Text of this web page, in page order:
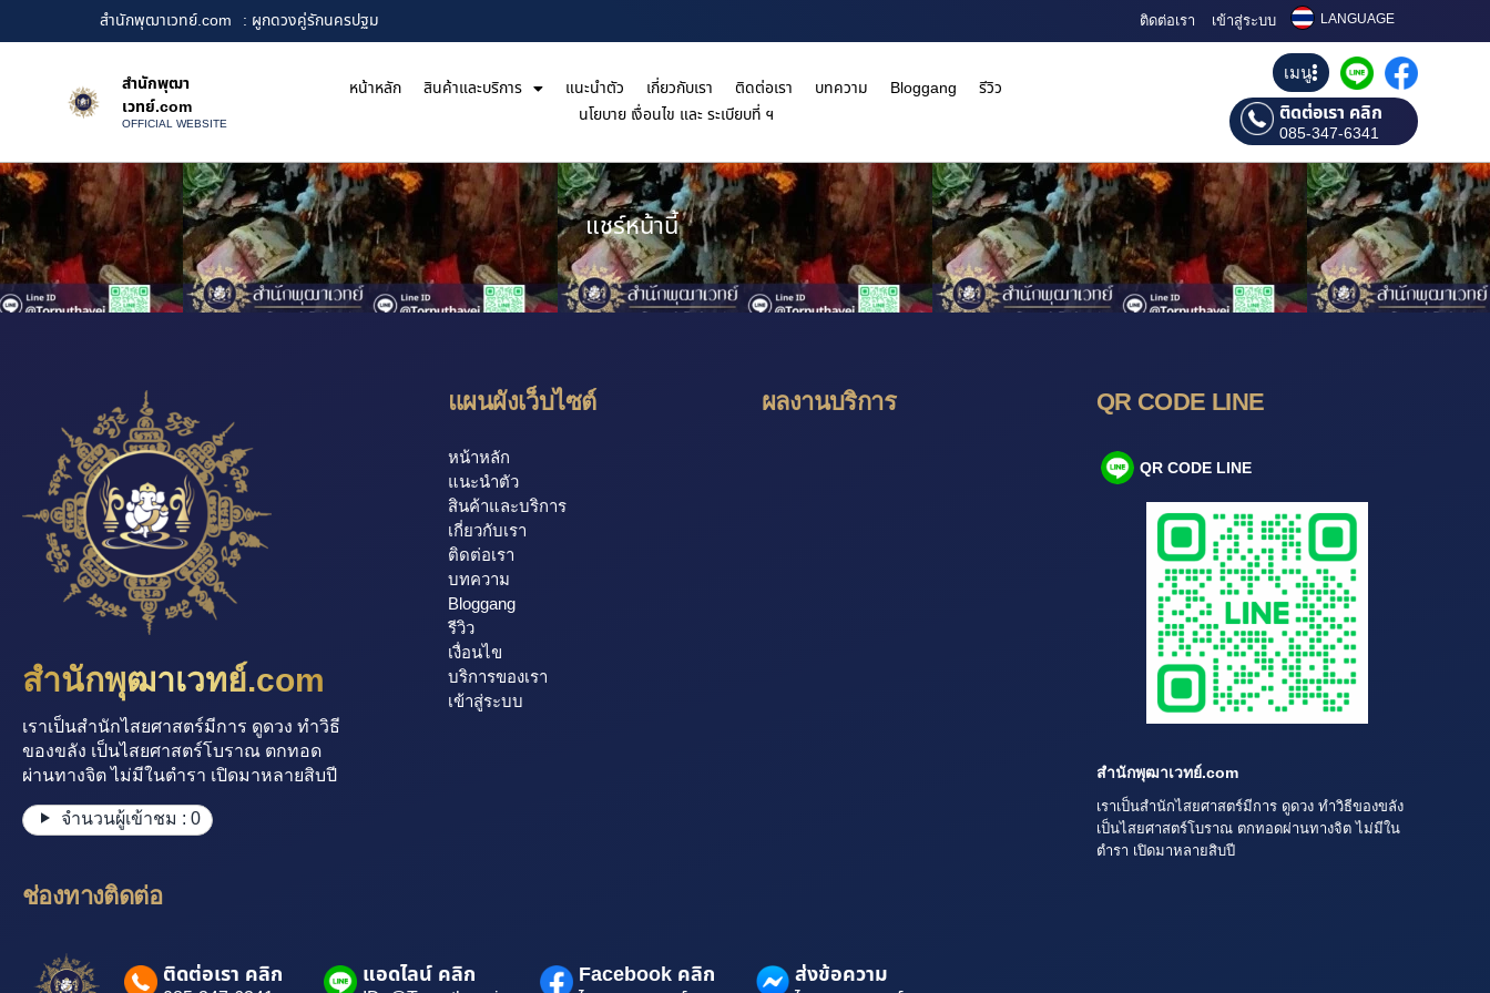
สำนักพุฒาเวทย์.com : ผูกดวงคู่รักนครปฐม ติดต่อเรา เข้าสู่ระบบ LANGUAGE
สำนักพุฒา
เวทย์.com
OFFICIAL WEBSITE
หน้าหลัก สินค้าและบริการ แนะนำตัว เกี่ยวกับเรา ติดต่อเรา บทความ Bloggang
รีวิว
นโยบาย เงื่อนไข และ ระเบียบที่ ฯ
เมนู
ติดต่อเรา คลิก
085-347-6341
แชร์หน้านี้
สำนักพุฒาเวทย์.com
เราเป็นสำนักไสยศาสตร์มีการ ดูดวง ทำวิธี
ของขลัง เป็นไสยศาสตร์โบราณ ตกทอด
ผ่านทางจิต ไม่มีในตำรา เปิดมาหลายสิบปี
จำนวนผู้เข้าชม : 0
แผนผังเว็บไซต์
หน้าหลัก
แนะนำตัว
สินค้าและบริการ
เกี่ยวกับเรา
ติดต่อเรา
บทความ
Bloggang
รีวิว
เงื่อนไข
บริการของเรา
เข้าสู่ระบบ
ผลงานบริการ QR CODE LINE
QR CODE LINE
สำนักพุฒาเวทย์.com
เราเป็นสำนักไสยศาสตร์มีการ ดูดวง ทำวิธีของขลัง
เป็นไสยศาสตร์โบราณ ตกทอดผ่านทางจิต ไม่มีใน
ตำรา เปิดมาหลายสิบปี
ช่องทางติดต่อ
ติดต่อเรา คลิก แอดไลน์ คลิก Facebook คลิก ส่งข้อความ